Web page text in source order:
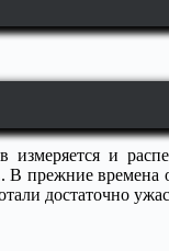
и
времена
достаточно